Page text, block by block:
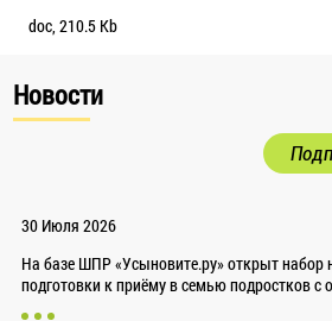
doc, 210.5 Kb
Новости
30 Июля 2026
На базе ШПР «Усыновите.ру» открыт набор
подготовки к приёму в семью подростков с